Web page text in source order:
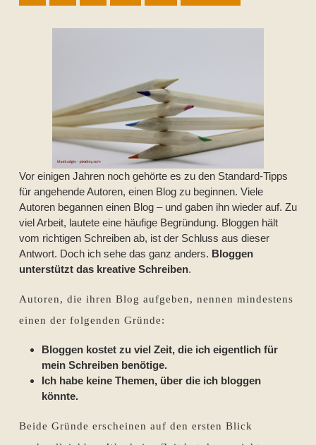
Vor einigen Jahren noch gehörte es zu den Standard-Tipps
für angehende Autoren, einen Blog zu beginnen. Viele
Autoren begannen einen Blog – und gaben ihn wieder auf. Zu
viel Arbeit, lautete eine häufige Begründung. Bloggen hält
vom richtigen Schreiben ab, ist der Schluss aus dieser
Antwort. Doch ich sehe das ganz anders. Bloggen
unterstützt das kreative Schreiben.
Autoren, die ihren Blog aufgeben, nennen mindestens
einen der folgenden Gründe:
Bloggen kostet zu viel Zeit, die ich eigentlich für
mein Schreiben benötige.
Ich habe keine Themen, über die ich bloggen
könnte.
Beide Gründe erscheinen auf den ersten Blick